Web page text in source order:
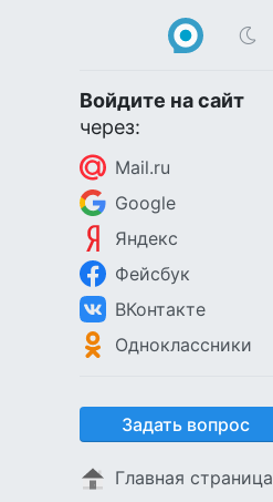
Войдите на сайт
через:
Mail.ru
Google
Яндекс
Фейсбук
ВКонтакте
Одноклассники
Задать вопрос
Главная страница